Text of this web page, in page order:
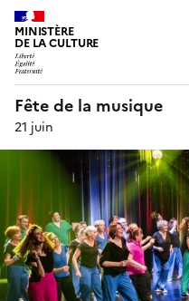
MINISTÈRE
DE LA CULTURE
Fête de la musique
21 juin